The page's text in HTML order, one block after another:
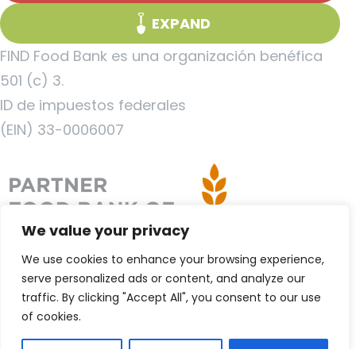
We value your privacy
We use cookies to enhance your browsing experience,
serve personalized ads or content, and analyze our
traffic. By clicking "Accept All", you consent to our use
of cookies.
EXPAND
FIND Food Bank es una organización benéfica
501 (c) 3.
ID de impuestos federales
(EIN) 33-0006007